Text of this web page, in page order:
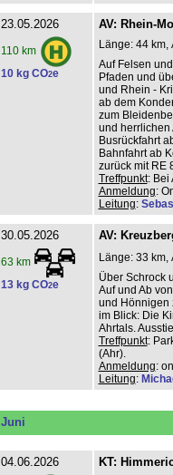
23.05.2026
110 km
10 kg CO2e
AV: Rhein-
Länge: 44 km,
Auf Felsen
Pfaden und
und Rhein -
ab dem
zum
und herrlichen
Busrückfahrt
Bahnfahrt ab
zurück mit RE
Treffpunkt: Bei
Anmeldung:
Leitung:
30.05.2026
63 km
13 kg CO2e
AV:
Länge: 33 km,
Über Schrock
Auf und Ab
und Hönnigen
im Blick: Die
Ahrtals.
Treffpunkt:
(Ahr).
Anmeldung:
Leitung:
Juni
04.06.2026 KT: